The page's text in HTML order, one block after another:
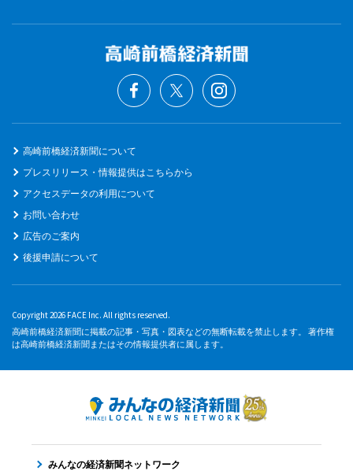
高崎前橋経済新聞について
プレスリリース・情報提供はこちらから
アクセスデータの利用について
お問い合わせ
広告のご案内
後援申請について
Copyright 2026 FACE Inc. All rights reserved.
高崎前橋経済新聞に掲載の記事・写真・図表などの無断転載を禁止します。 著作権
は高崎前橋経済新聞またはその情報提供者に属します。
みんなの経済新聞ネットワーク